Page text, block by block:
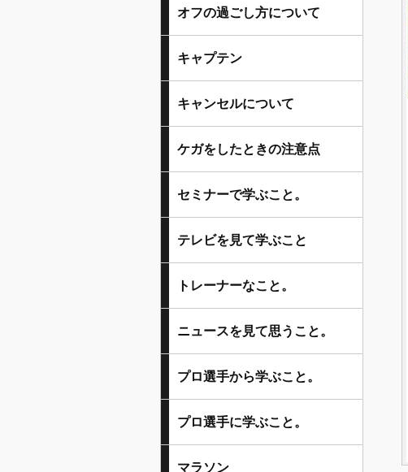
オフの過ごし方について
キャプテン
キャンセルについて
ケガをしたときの注意点
セミナーで学ぶこと。
テレビを見て学ぶこと
トレーナーなこと。
ニュースを見て思うこと。
プロ選手から学ぶこと。
プロ選手に学ぶこと。
マラソン